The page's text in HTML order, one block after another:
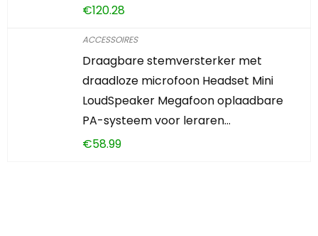
€120.28
ACCESSOIRES
Draagbare stemversterker met
draadloze microfoon Headset Mini
LoudSpeaker Megafoon oplaadbare
PA-systeem voor leraren…
€58.99